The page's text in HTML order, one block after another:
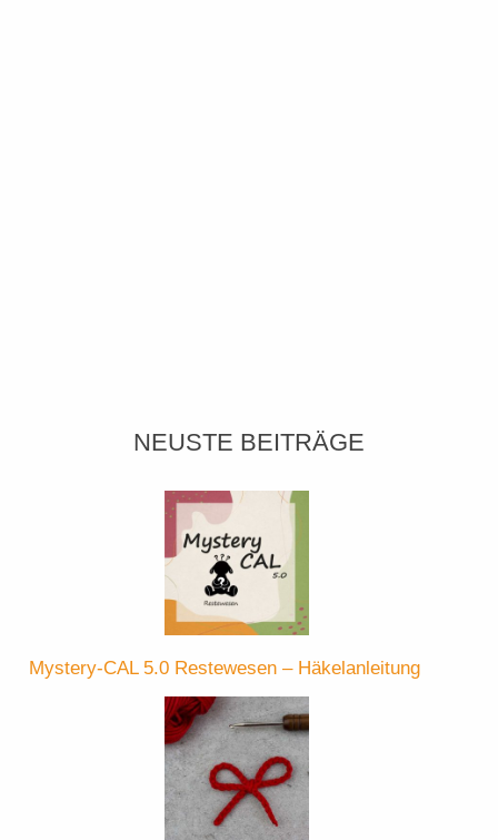
NEUSTE BEITRÄGE
Mystery-CAL 5.0 Restewesen – Häkelanleitung